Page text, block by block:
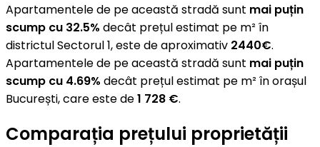
Apartamentele de pe această stradă sunt mai puțin
scump cu 32.5% decât prețul estimat pe m² în
districtul Sectorul 1, este de aproximativ 2440€.
Apartamentele de pe această stradă sunt mai puțin
scump cu 4.69% decât prețul estimat pe m² în orașul
București, care este de1 728 €.
Comparația prețului proprietății